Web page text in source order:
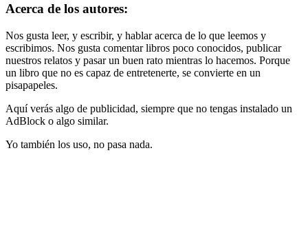
Acerca de los autores:
Nos gusta leer, y escribir, y hablar acerca de lo que leemos y
escribimos. Nos gusta comentar libros poco conocidos, publicar
nuestros relatos y pasar un buen rato mientras lo hacemos. Porque
un libro que no es capaz de entretenerte, se convierte en un
pisapapeles.
Aquí verás algo de publicidad, siempre que no tengas instalado un
AdBlock o algo similar.
Yo también los uso, no pasa nada.